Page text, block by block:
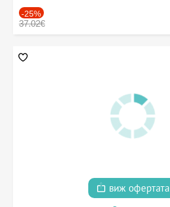
-25%
37.02€
виж офертата